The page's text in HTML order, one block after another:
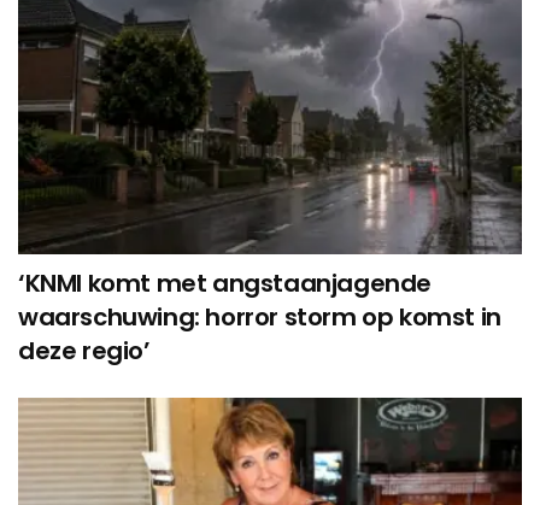
‘KNMI komt met angstaanjagende
waarschuwing: horror storm op komst in
deze regio’